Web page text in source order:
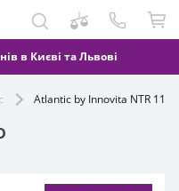
в Києві та Львові
Atlantic by Innovita NTR 11 iD